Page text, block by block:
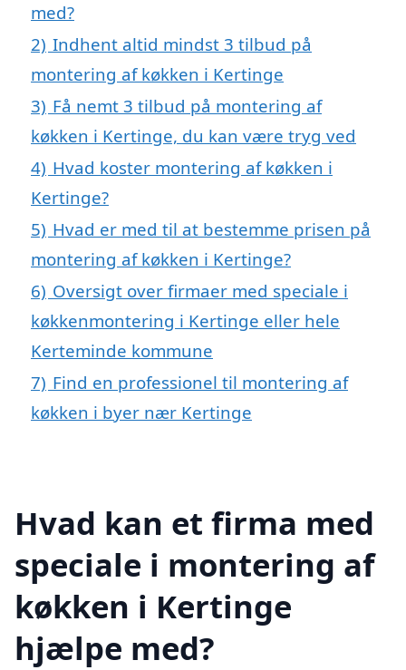
med?
2) Indhent altid mindst 3 tilbud på
montering af køkken i Kertinge
3) Få nemt 3 tilbud på montering af
køkken i Kertinge, du kan være tryg ved
4) Hvad koster montering af køkken i
Kertinge?
5) Hvad er med til at bestemme prisen på
montering af køkken i Kertinge?
6) Oversigt over firmaer med speciale i
køkkenmontering i Kertinge eller hele
Kerteminde kommune
7) Find en professionel til montering af
køkken i byer nær Kertinge
Hvad kan et firma med
speciale i montering af
køkken i Kertinge
hjælpe med?